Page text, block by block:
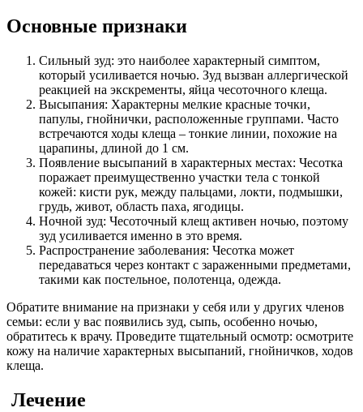
Основные признаки
Сильный зуд: это наиболее характерный симптом,
который усиливается ночью. Зуд вызван аллергической
реакцией на экскременты, яйца чесоточного клеща.
Высыпания: Характерны мелкие красные точки,
папулы, гнойнички, расположенные группами. Часто
встречаются ходы клеща – тонкие линии, похожие на
царапины, длиной до 1 см.
Появление высыпаний в характерных местах: Чесотка
поражает преимущественно участки тела с тонкой
кожей: кисти рук, между пальцами, локти, подмышки,
грудь, живот, область паха, ягодицы.
Ночной зуд: Чесоточный клещ активен ночью, поэтому
зуд усиливается именно в это время.
Распространение заболевания: Чесотка может
передаваться через контакт с зараженными предметами,
такими как постельное, полотенца, одежда.
Обратите внимание на признаки у себя или у других членов
семьи: если у вас появились зуд, сыпь, особенно ночью,
обратитесь к врачу. Проведите тщательный осмотр: осмотрите
кожу на наличие характерных высыпаний, гнойничков, ходов
клеща.
Лечение